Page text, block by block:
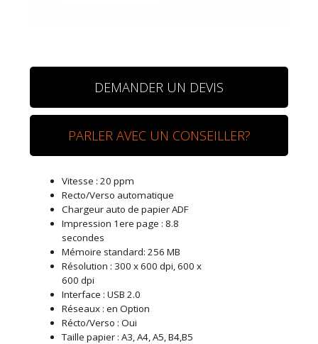
DEMANDER UN DEVIS
PARLER AVEC UN CONSEILLER?
Vitesse : 20 ppm
Recto/Verso automatique
Chargeur auto de papier ADF
Impression 1ere page : 8.8
secondes
Mémoire standard: 256 MB
Résolution : 300 x 600 dpi, 600 x
600 dpi
Interface : USB 2.0
Réseaux : en Option
Récto/Verso : Oui
Taille papier : A3, A4, A5, B4,B5